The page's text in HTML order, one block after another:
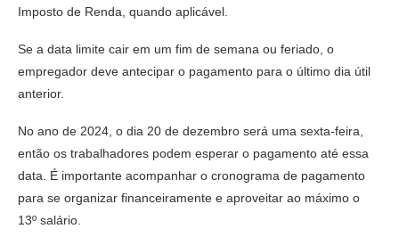
Imposto de Renda, quando aplicável.
Se a data limite cair em um fim de semana ou feriado, o
empregador deve antecipar o pagamento para o último dia útil
anterior.
No ano de 2024, o dia 20 de dezembro será uma sexta-feira,
então os trabalhadores podem esperar o pagamento até essa
data. É importante acompanhar o cronograma de pagamento
para se organizar financeiramente e aproveitar ao máximo o
13º salário.